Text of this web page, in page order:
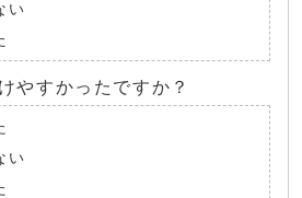
い
やすかったですか？
い